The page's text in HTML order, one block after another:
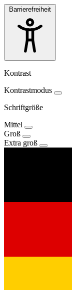
Barrierefreiheit
Kontrast
Kontrastmodus
Schriftgröße
Mittel
Groß
Extra groß